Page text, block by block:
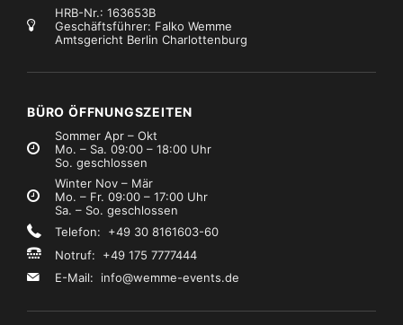
HRB-Nr.: 163653B
Geschäftsführer: Falko Wemme
Amtsgericht Berlin Charlottenburg
BÜRO ÖFFNUNGSZEITEN
Sommer Apr – Okt
Mo. – Sa. 09:00 – 18:00 Uhr
So. geschlossen
Winter Nov – Mär
Mo. – Fr. 09:00 – 17:00 Uhr
Sa. – So. geschlossen
Telefon: +49 30 8161603-60
Notruf: +49 175 7777444
E-Mail: info@wemme-events.de